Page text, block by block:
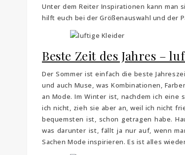
Unter dem Reiter Inspirationen kann man
hilft euch bei der Größenauswahl und der
Beste Zeit des Jahres –
Der Sommer ist einfach die beste
und auch Muse, was Kombinationen,
an Mode. Im Winter ist, nachdem ich
ich nicht, zieh sie aber an, weil ich nicht
bequemsten ist, schon getragen habe.
was darunter ist, fällt ja nur auf, wenn
Sachen Mode inspirieren. Es ist alles